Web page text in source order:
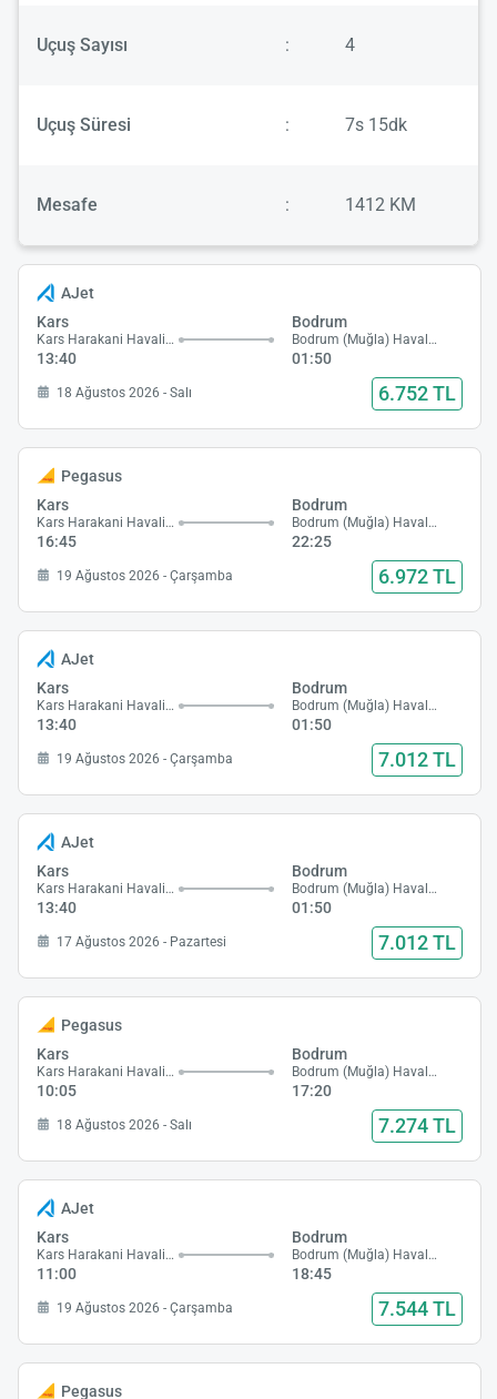
Uçuş Sayısı : 4
Uçuş Süresi : 7s 15dk
Mesafe : 1412 KM
AJet
Kars
Kars Harakani Havalimanı
13:40
Bodrum
Bodrum (Muğla) Havalimanı
01:50
18 Ağustos 2026 - Salı 6.752 TL
Pegasus
Kars
Kars Harakani Havalimanı
16:45
Bodrum
Bodrum (Muğla) Havalimanı
22:25
19 Ağustos 2026 - Çarşamba 6.972 TL
AJet
Kars
Kars Harakani Havalimanı
13:40
Bodrum
Bodrum (Muğla) Havalimanı
01:50
19 Ağustos 2026 - Çarşamba 7.012 TL
AJet
Kars
Kars Harakani Havalimanı
13:40
Bodrum
Bodrum (Muğla) Havalimanı
01:50
17 Ağustos 2026 - Pazartesi 7.012 TL
Pegasus
Kars
Kars Harakani Havalimanı
10:05
Bodrum
Bodrum (Muğla) Havalimanı
17:20
18 Ağustos 2026 - Salı 7.274 TL
AJet
Kars
Kars Harakani Havalimanı
11:00
Bodrum
Bodrum (Muğla) Havalimanı
18:45
19 Ağustos 2026 - Çarşamba 7.544 TL
Pegasus